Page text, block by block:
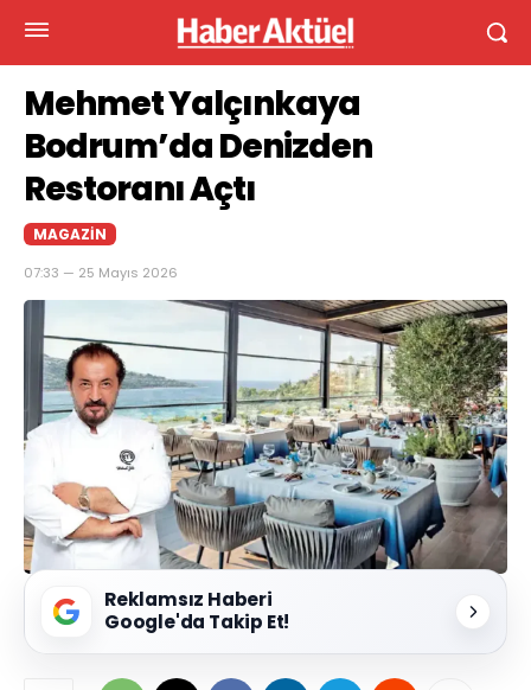
Mehmet Yalçınkaya
Bodrum’da Denizden
Restoranı Açtı
MAGAZIN
07:33 — 25 Mayıs 2026
Reklamsız Haberi
Google'da Takip Et!